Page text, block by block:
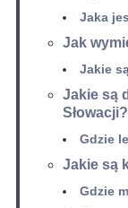
Jaka
Jak
Jakie
Jakie są
Słowacji?
Gdzie
Jakie są
Gdzie